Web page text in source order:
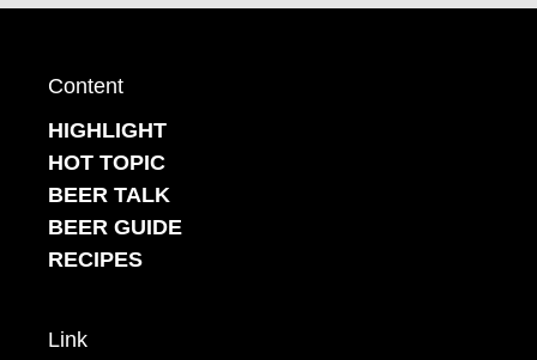
Content
HIGHLIGHT
HOT TOPIC
BEER TALK
BEER GUIDE
RECIPES
Link